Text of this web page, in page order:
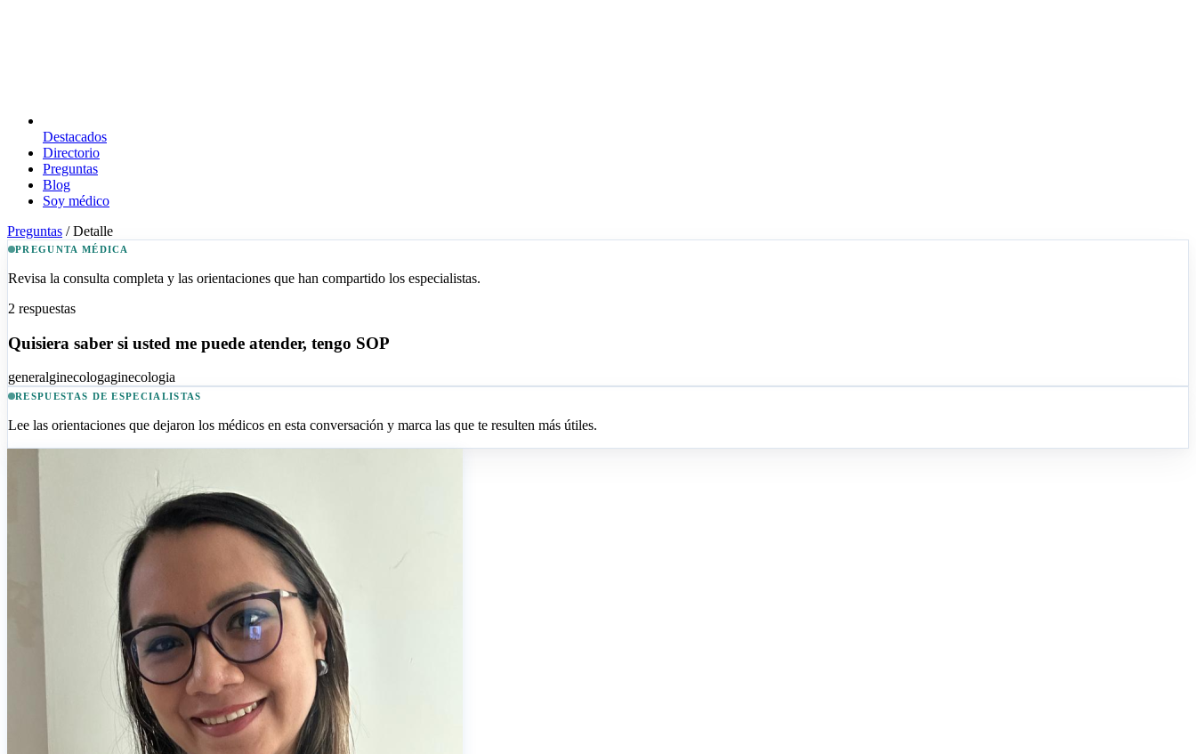
Destacados
Directorio
Preguntas
Blog
Soy médico
Preguntas / Detalle
PREGUNTA MÉDICA
Revisa la consulta completa y las orientaciones que han compartido los especialistas.
2 respuestas
Quisiera saber si usted me puede atender, tengo SOP
generalginecologaginecologia
RESPUESTAS DE ESPECIALISTAS
Lee las orientaciones que dejaron los médicos en esta conversación y marca las que te resulten más útiles.